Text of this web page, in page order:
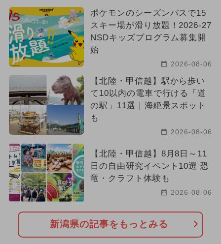
ポケモンのシーズンパスで15
スキー場が滑り放題！2026-27
NSDキッズプログラム募集開
始
2026-08-06
【北陸・甲信越】駅から歩い
て10以内の電車で行ける「道
の駅」11選｜海絶景スポット
も
2026-08-06
【北陸・甲信越】8月8日～11
日の自由研究イベント10選 恐
竜・クラフト体験も
2026-08-06
新潟県の記事をもっとみる